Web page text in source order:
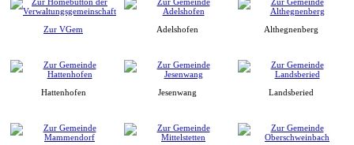
Zur VGem Adelshofen Althegnenberg
Hattenhofen Jesenwang Landsberied